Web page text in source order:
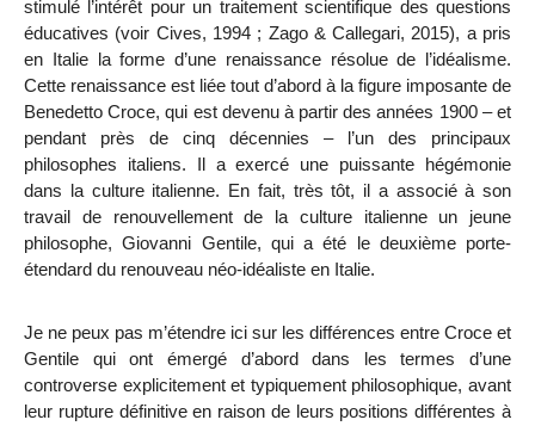
stimulé l’intérêt pour un traitement scientifique des questions
éducatives (voir Cives, 1994 ; Zago & Callegari, 2015), a pris
en Italie la forme d’une renaissance résolue de l’idéalisme.
Cette renaissance est liée tout d’abord à la figure imposante de
Benedetto Croce, qui est devenu à partir des années 1900 – et
pendant près de cinq décennies – l’un des principaux
philosophes italiens. Il a exercé une puissante hégémonie
dans la culture italienne. En fait, très tôt, il a associé à son
travail de renouvellement de la culture italienne un jeune
philosophe, Giovanni Gentile, qui a été le deuxième porte-
étendard du renouveau néo-idéaliste en Italie.
Je ne peux pas m’étendre ici sur les différences entre Croce et
Gentile qui ont émergé d’abord dans les termes d’une
controverse explicitement et typiquement philosophique, avant
leur rupture définitive en raison de leurs positions différentes à